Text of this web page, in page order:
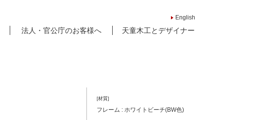
English
法人・官公庁のお客様へ 天童木工とデザイナー
[材質]
フレーム : ホワイトビーチ(BW色)